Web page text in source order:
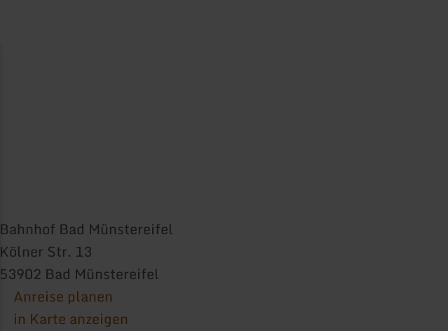
Bahnhof Bad Münstereifel
Kölner Str. 13
53902 Bad Münstereifel
Anreise planen
in Karte anzeigen